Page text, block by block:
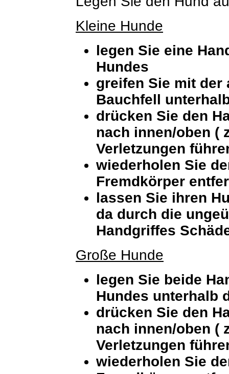
Kleine Hunde
legen Sie eine
Hundes
greifen Sie mit der
Bauchfell
drücken Sie den
nach innen/oben (
Verletzungen
wiederholen Sie
Fremdkörper
lassen Sie ihren
da durch die
Handgriffes
Große Hunde
legen Sie beide
Hundes unterhalb
drücken Sie den
nach innen/oben (
Verletzungen
wiederholen Sie